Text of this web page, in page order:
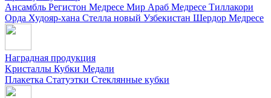
Ансамбль Регистон Медресе Мир Араб Медресе Тиллакори
Орда Худояр-хана Стелла новый Узбекистан Шердор Медресе
Наградная продукция
Kристаллы Кубки Медали
Плакетка Статуэтки Стеклянные кубки